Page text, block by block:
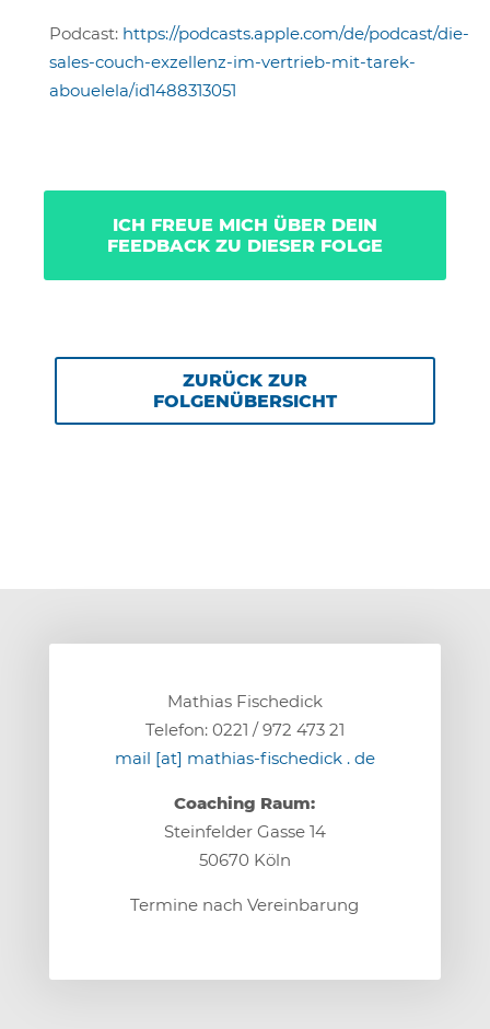
Podcast: https://podcasts.apple.com/de/podcast/die-
sales-couch-exzellenz-im-vertrieb-mit-tarek-
abouelela/id1488313051
ICH FREUE MICH ÜBER DEIN
FEEDBACK ZU DIESER FOLGE
ZURÜCK ZUR
FOLGENÜBERSICHT
Mathias Fischedick
Telefon: 0221 / 972 473 21
mail [at] mathias-fischedick . de
Coaching Raum:
Steinfelder Gasse 14
50670 Köln
Termine nach Vereinbarung